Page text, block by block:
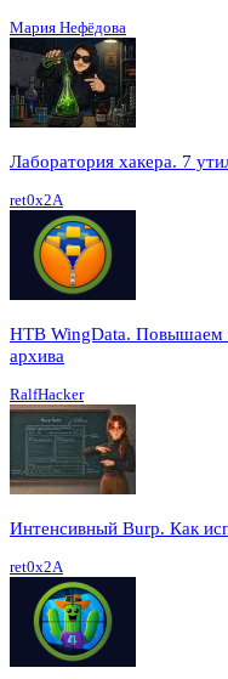
Мария Нефёдова
Лаборатория хакера. 7
ret0x2A
HTB WingData. Повышаем
архива
RalfHacker
Интенсивный Burp. Как
ret0x2A